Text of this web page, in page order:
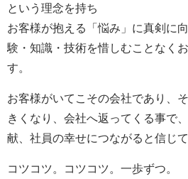
という理念を持ち
お客様が抱える「悩み」に真剣に
験・知識・技術を惜しむことなく
す。
お客様がいてこその会社であり、
きくなり、会社へ返ってくる事で
献、社員の幸せにつながると信じて
コツコツ。コツコツ。一歩ずつ。